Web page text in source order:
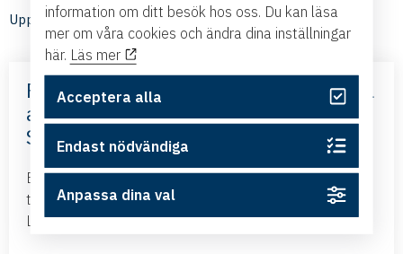
Upptäck medlemmarnas nyheter
Frihandelsavtalet med Mercosur – nya
affärsmöjligheter – med Business
Sweden
Business Swedens kontor i Brasilien och Argentina
tillsammans med ambassadören i Brasilien kommer till
Linköping och presenterar det nya frihandelsavtalet...
information om ditt besök hos oss. Du kan läsa
mer om våra cookies och ändra dina inställningar
här. Läs mer
Acceptera alla
Endast nödvändiga
Anpassa dina val